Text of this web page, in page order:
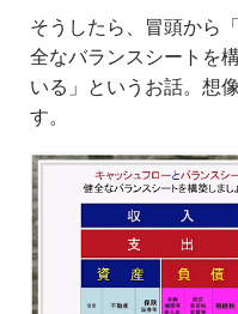
そうしたら、冒頭から
全なバランスシートを
いる」というお話。想
す。